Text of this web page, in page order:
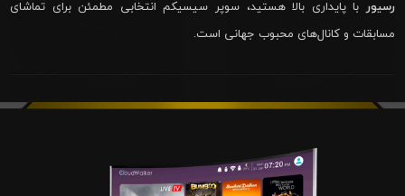
رسیور با پایداری بالا هستید، سوپر سیسیکم انتخابی مطمئن برای تماشای
مسابقات و کانال‌های محبوب جهانی است.